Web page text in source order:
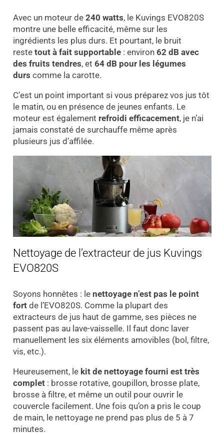
Avec un moteur de 240 watts, le Kuvings EVO820S
montre une belle efficacité, même sur les
ingrédients les plus durs. Et pourtant, le bruit
reste tout à fait supportable: environ 62 dB avec
des fruits tendres, et 64 dB pour les légumes
durs comme la carotte.
C’est un point important si vous préparez vos jus tôt
le matin, ou en présence de jeunes enfants. Le
moteur est également refroidi efficacement, je n’ai
jamais constaté de surchauffe même après
plusieurs jus d’affilée.
Nettoyage de l’extracteur de jus Kuvings
EVO820S
Soyons honnêtes : le nettoyage n’est pas le point
fortde l’EVO820S. Comme la plupart des
extracteurs de jus haut de gamme, ses pièces ne
passent pas au lave-vaisselle. Il faut donc laver
manuellement les six éléments amovibles (bol, filtre,
vis, etc.).
Heureusement, le kit de nettoyage fourni est très
complet: brosse rotative, goupillon, brosse plate,
brosse à filtre, et même un outil pour ouvrir le
couvercle facilement. Une fois qu’on a pris le coup
de main, le nettoyage ne prend pas plus de 5 à 7
minutes.